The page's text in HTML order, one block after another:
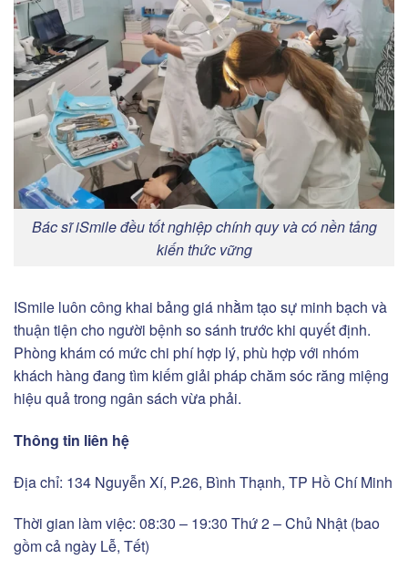
Bác sĩ iSmile đều tốt nghiệp chính quy và có nền tảng
kiến thức vững
ISmile luôn công khai bảng giá nhằm tạo sự minh bạch và
thuận tiện cho người bệnh so sánh trước khi quyết định.
Phòng khám có mức chi phí hợp lý, phù hợp với nhóm
khách hàng đang tìm kiếm giải pháp chăm sóc răng miệng
hiệu quả trong ngân sách vừa phải.
Thông tin liên hệ
Địa chỉ: 134 Nguyễn Xí, P.26, Bình Thạnh, TP Hồ Chí Minh
Thời gian làm việc: 08:30 – 19:30 Thứ 2 – Chủ Nhật (bao
gồm cả ngày Lễ, Tết)